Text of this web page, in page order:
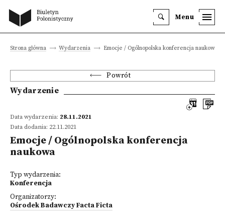
Menu
Strona główna Wydarzenia Emocje / Ogólnopolska konferencja naukowa
Powrót
Wydarzenie
Data wydarzenia: 28.11.2021
Data dodania: 22.11.2021
Emocje / Ogólnopolska konferencja
naukowa
Typ wydarzenia:
Konferencja
Organizatorzy:
Ośrodek Badawczy Facta Ficta